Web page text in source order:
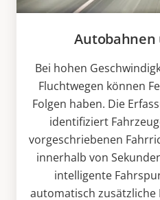
Autobahnen
Bei hohen
Fluchtwegen können
Folgen haben. Die
identifiziert
vorgeschriebenen
innerhalb von
intelligente
automatisch zusätzliche